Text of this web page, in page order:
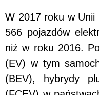
W 2017 roku w Unii
566 pojazdów
niż w roku 2016.
(EV) w tym
(BEV), hybrydy